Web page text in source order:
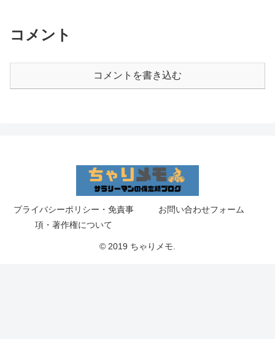
コメント
コメントを書き込む
プライバシーポリシー・免責事
項・著作権について
お問い合わせフォーム
© 2019 ちゃりメモ.